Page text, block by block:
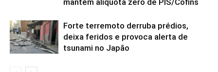
mantém alíquota zero de PIS/Cofins
Forte terremoto derruba prédios,
deixa feridos e provoca alerta de
tsunami no Japão